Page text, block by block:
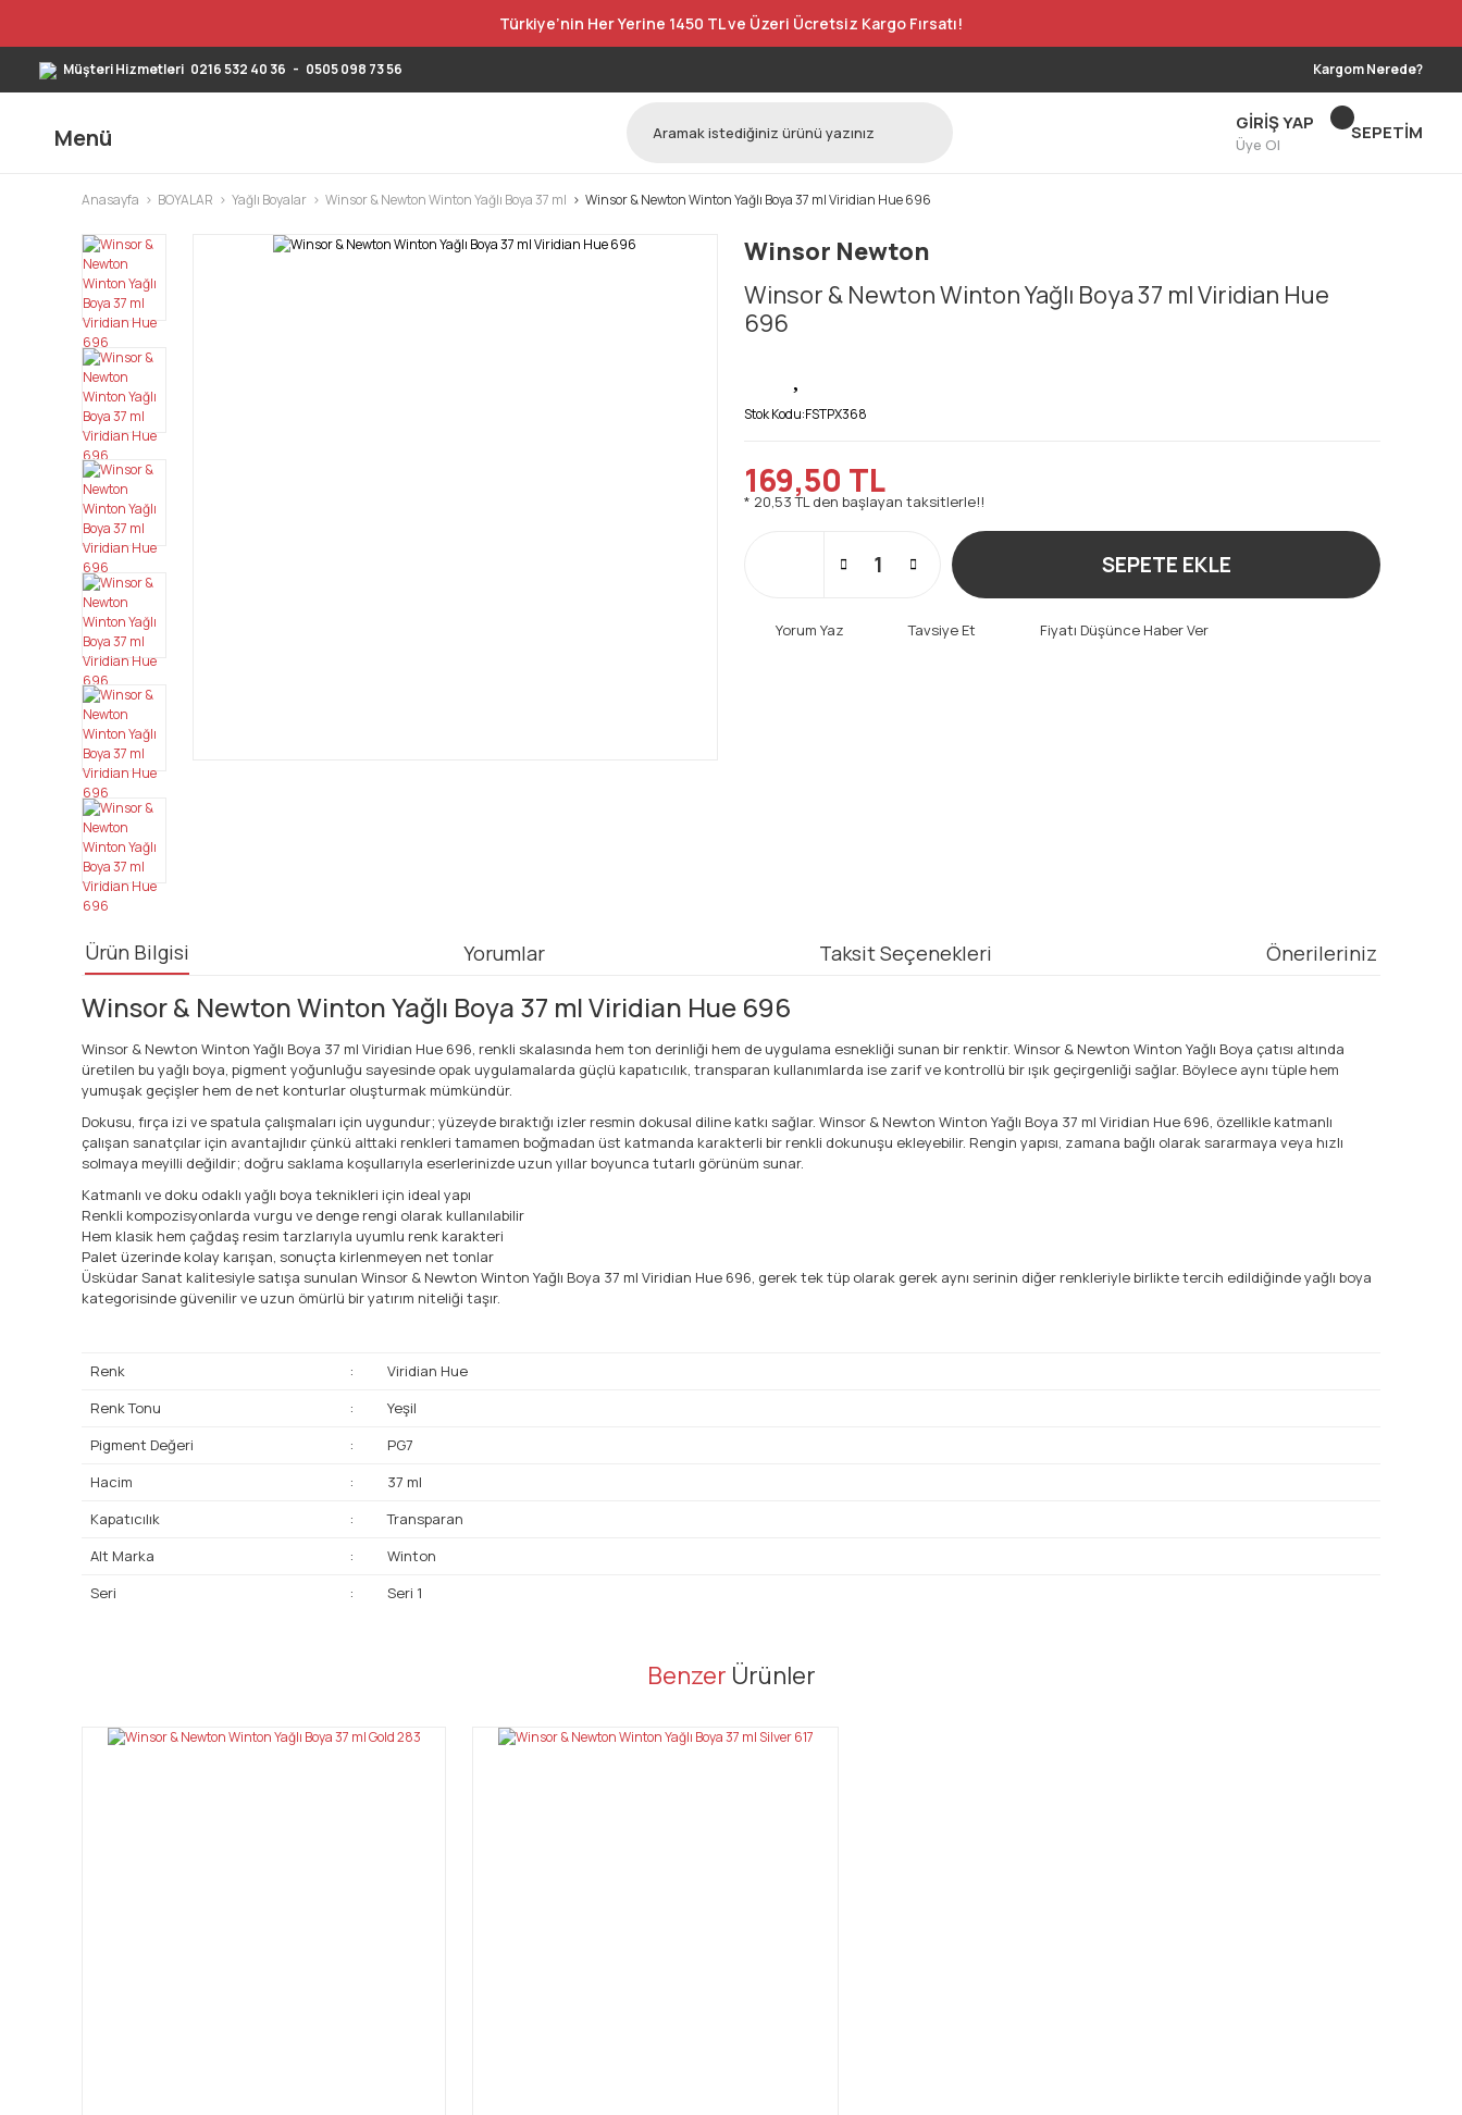
Türkiye’nin Her Yerine 1450 TL ve Üzeri Ücretsiz Kargo Fırsatı!
Müşteri Hizmetleri 0216 532 40 36 - 0505 098 73 56 Kargom Nerede?
Menü
GİRİŞ YAP
Üye Ol
SEPETİM
Anasayfa BOYALAR Yağlı Boyalar Winsor & Newton Winton Yağlı Boya 37 ml Winsor & Newton Winton Yağlı Boya 37 ml Viridian Hue 696
Winsor Newton
Winsor & Newton Winton Yağlı Boya 37 ml Viridian Hue
696
Stok Kodu:FSTPX368
169,50 TL
* 20,53 TL den başlayan taksitlerle!!
SEPETE EKLE
Yorum Yaz Tavsiye Et Fiyatı Düşünce Haber Ver
Ürün Bilgisi Yorumlar Taksit Seçenekleri Önerileriniz
Winsor & Newton Winton Yağlı Boya 37 ml Viridian Hue 696
Winsor & Newton Winton Yağlı Boya 37 ml Viridian Hue 696, renkli skalasında hem ton derinliği hem de uygulama esnekliği sunan bir renktir. Winsor & Newton Winton Yağlı Boya çatısı altında
üretilen bu yağlı boya, pigment yoğunluğu sayesinde opak uygulamalarda güçlü kapatıcılık, transparan kullanımlarda ise zarif ve kontrollü bir ışık geçirgenliği sağlar. Böylece aynı tüple hem
yumuşak geçişler hem de net konturlar oluşturmak mümkündür.
Dokusu, fırça izi ve spatula çalışmaları için uygundur; yüzeyde bıraktığı izler resmin dokusal diline katkı sağlar. Winsor & Newton Winton Yağlı Boya 37 ml Viridian Hue 696, özellikle katmanlı
çalışan sanatçılar için avantajlıdır çünkü alttaki renkleri tamamen boğmadan üst katmanda karakterli bir renkli dokunuşu ekleyebilir. Rengin yapısı, zamana bağlı olarak sararmaya veya hızlı
solmaya meyilli değildir; doğru saklama koşullarıyla eserlerinizde uzun yıllar boyunca tutarlı görünüm sunar.
Katmanlı ve doku odaklı yağlı boya teknikleri için ideal yapı
Renkli kompozisyonlarda vurgu ve denge rengi olarak kullanılabilir
Hem klasik hem çağdaş resim tarzlarıyla uyumlu renk karakteri
Palet üzerinde kolay karışan, sonuçta kirlenmeyen net tonlar
Üsküdar Sanat kalitesiyle satışa sunulan Winsor & Newton Winton Yağlı Boya 37 ml Viridian Hue 696, gerek tek tüp olarak gerek aynı serinin diğer renkleriyle birlikte tercih edildiğinde yağlı boya
kategorisinde güvenilir ve uzun ömürlü bir yatırım niteliği taşır.
Renk :
Viridian Hue
Renk Tonu
:
Yeşil
Pigment Değeri
:
PG7
Hacim
:
37 ml
Kapatıcılık
:
Transparan
Alt Marka
:
Winton
Seri
: Seri 1
Bu ürünün fiyat bilgisi, resim, ürün açıklamalarında ve diğer konularda yetersiz gördüğünüz noktaları öneri formunu kullanarak tarafımıza iletebilirsiniz.
Ürün resmi kalitesiz, bozuk veya görüntülenemiyor.
Benzer Ürünler